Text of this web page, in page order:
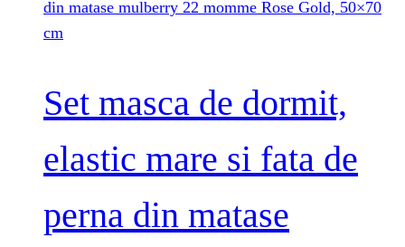
Set masca de dormit,
elastic mare si fata de
perna din matase